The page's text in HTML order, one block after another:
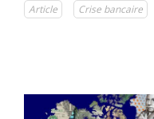
Article Crise bancaire